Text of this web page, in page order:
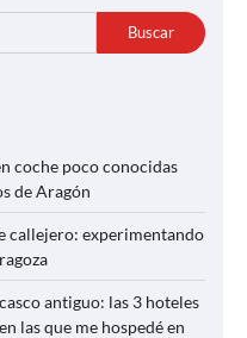
Buscar
coche poco conocidas
de Aragón
callejero: experimentando
antiguo: las 3 hoteles
las que me hospedé en